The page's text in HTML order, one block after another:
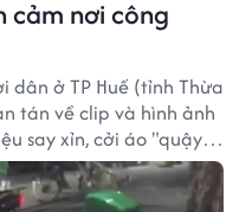
cảm nơi công
dân ở TP Huế (tỉnh Thừa
tán về clip và hình ảnh
say xỉn, cởi áo "quậy"
cạnh sông Hương.